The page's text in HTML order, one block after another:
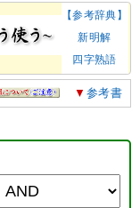
【参考辞典】
新明解
四字熟語
▼ 参考書